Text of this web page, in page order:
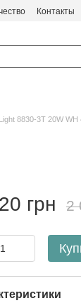
Контакты
8830-3T 20W WH
грн 2